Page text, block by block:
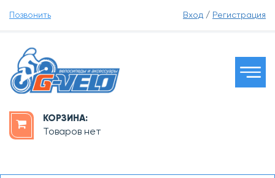
Позвонить Вход / Регистрация
КОРЗИНА:
Товаров нет